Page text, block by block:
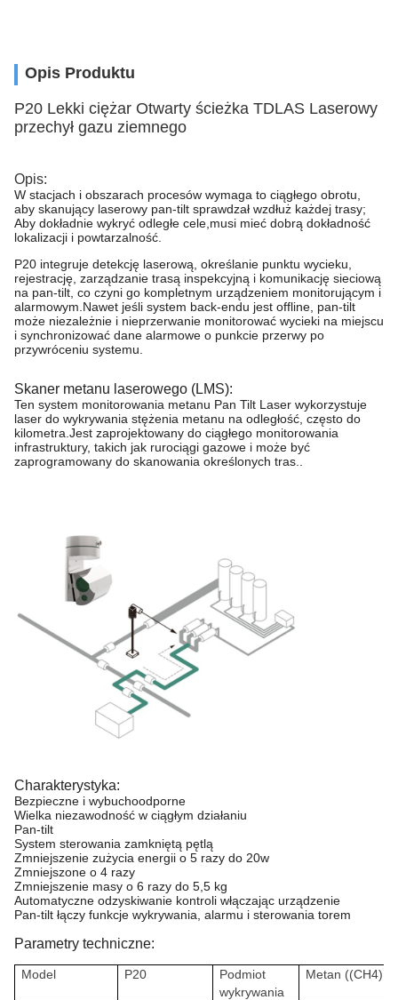
Opis Produktu
P20 Lekki ciężar Otwarty ścieżka TDLAS Laserowy
przechył gazu ziemnego
Opis:
W stacjach i obszarach procesów wymaga to ciągłego obrotu,
aby skanujący laserowy pan-tilt sprawdzał wzdłuż każdej trasy;
Aby dokładnie wykryć odległe cele,musi mieć dobrą dokładność
lokalizacji i powtarzalność.
P20 integruje detekcję laserową, określanie punktu wycieku,
rejestrację, zarządzanie trasą inspekcyjną i komunikację sieciową
na pan-tilt, co czyni go kompletnym urządzeniem monitorującym i
alarmowym.Nawet jeśli system back-endu jest offline, pan-tilt
może niezależnie i nieprzerwanie monitorować wycieki na miejscu
i synchronizować dane alarmowe o punkcie przerwy po
przywróceniu systemu.
Skaner metanu laserowego (LMS):
Ten system monitorowania metanu Pan Tilt Laser wykorzystuje
laser do wykrywania stężenia metanu na odległość, często do
kilometra.Jest zaprojektowany do ciągłego monitorowania
infrastruktury, takich jak rurociągi gazowe i może być
zaprogramowany do skanowania określonych tras..
Charakterystyka:
Bezpieczne i wybuchoodporne
Wielka niezawodność w ciągłym działaniu
Pan-tilt
System sterowania zamkniętą pętlą
Zmniejszenie zużycia energii o 5 razy do 20w
Zmniejszone o 4 razy
Zmniejszenie masy o 6 razy do 5,5 kg
Automatyczne odzyskiwanie kontroli włączając urządzenie
Pan-tilt łączy funkcje wykrywania, alarmu i sterowania torem
Parametry techniczne:
Model P20
Podmiot
wykrywania
Metan ((CH4)